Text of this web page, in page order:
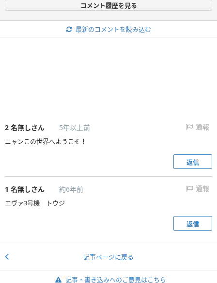
コメント履歴を見る
最新のコメントを読み込む
2 名無しさん 5年以上前 通報
ニャンこの世界へようこそ！
返信
1 名無しさん 約6年前 通報
エヴァ3号機 トウジ
返信
記事ページに戻る
記事・書き込みへのご意見はこちら